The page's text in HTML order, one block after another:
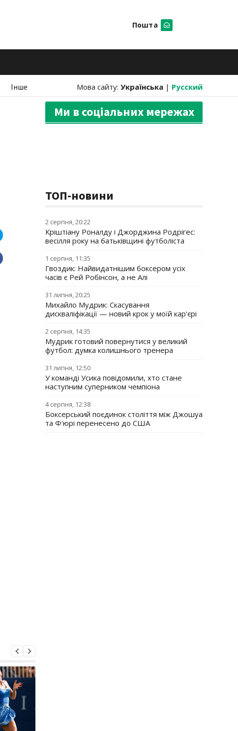
Пошта
Інше Мова сайту: Українська | Русский
Ми в соціальних мережах
ТОП-новини
2 серпня, 20:22
Кріштіану Роналду і Джорджина Родрігес:
весілля року на батьківщині футболіста
1 серпня, 11:35
Гвоздик: Найвидатнішим боксером усіх
часів є Рей Робінсон, а не Алі
31 липня, 20:25
Михайло Мудрик: Скасування
дискваліфікації — новий крок у моїй кар'єрі
2 серпня, 14:35
Мудрик готовий повернутися у великий
футбол: думка колишнього тренера
31 липня, 12:50
У команді Усика повідомили, хто стане
наступним суперником чемпіона
4 серпня, 12:38
Боксерський поєдинок століття між Джошуа
та Ф'юрі перенесено до США